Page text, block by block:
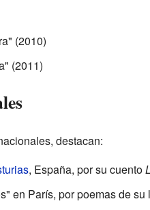
(2010)
(2011)
destacan:
, España, por su cuento
en París, por poemas de su